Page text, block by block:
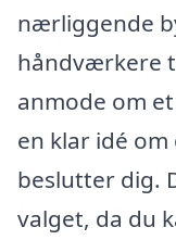
nærliggende
håndværkere
anmode om
en klar idé
beslutter dig.
valget, da du